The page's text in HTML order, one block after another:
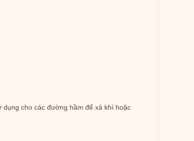
cho các đường hầm để xả khí hoặc